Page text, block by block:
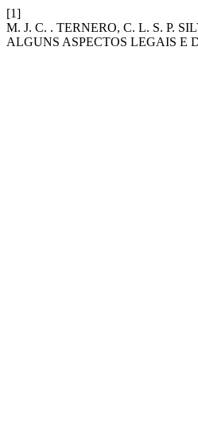
[1]
M. J. C. . TERNERO, C. L. S. P.
ALGUNS ASPECTOS LEGAIS E